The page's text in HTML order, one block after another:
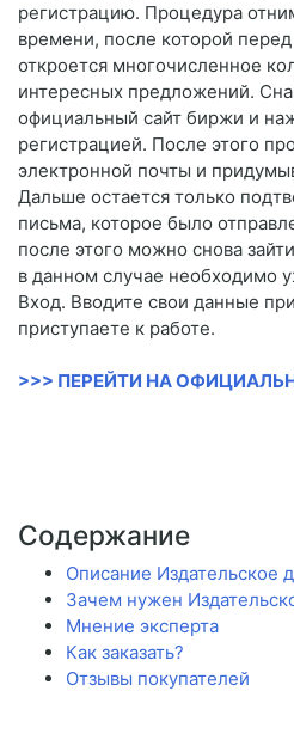
регистрацию. Процедура
времени, после которой
откроется многочисленное
интересных предложений.
официальный сайт биржи и
регистрацией. После этого
электронной почты и
Дальше остается только
письма, которое было
после этого можно снова
в данном случае необходимо
Вход. Вводите свои данные
приступаете к работе.
>>> ПЕРЕЙТИ НА
Содержание
Описание Издательское
Зачем нужен
Мнение эксперта
Как заказать?
Отзывы покупателей